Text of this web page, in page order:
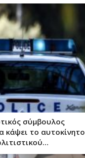
σύμβουλος
κάψει το αυτοκίνητο